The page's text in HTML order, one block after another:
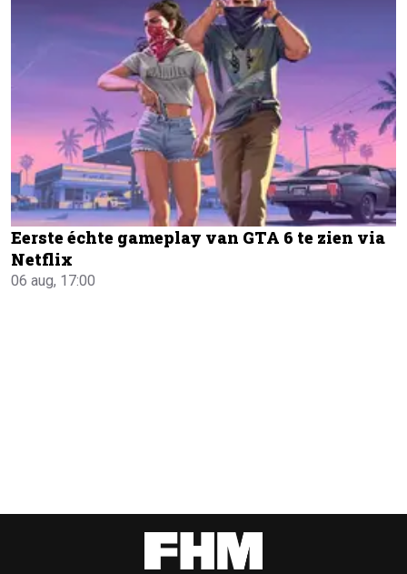
Eerste échte gameplay van GTA 6 te zien via
Netflix
06 aug, 17:00